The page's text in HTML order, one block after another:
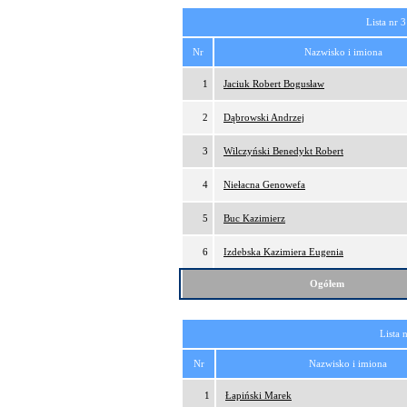
Lista nr
Nr Nazwisko i imiona
1 Jaciuk Robert Bogusław
2 Dąbrowski Andrzej
3 Wilczyński Benedykt Robert
4 Niełacna Genowefa
5 Buc Kazimierz
6 Izdebska Kazimiera Eugenia
Ogółem
Lista
Nr Nazwisko i imiona
1 Łapiński Marek